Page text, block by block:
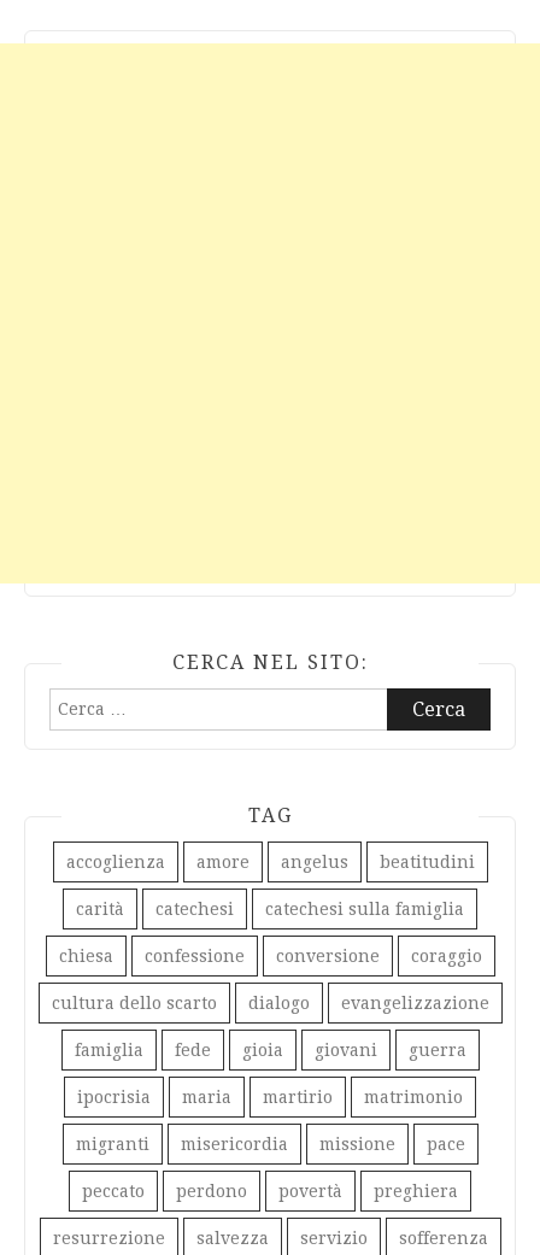
CERCA NEL SITO:
Ricerca
per:
TAG
accoglienza amore angelus beatitudini
carità catechesi catechesi sulla famiglia
chiesa confessione conversione coraggio
cultura dello scarto dialogo evangelizzazione
famiglia fede gioia giovani guerra
ipocrisia maria martirio matrimonio
migranti misericordia missione pace
peccato perdono povertà preghiera
resurrezione salvezza servizio sofferenza